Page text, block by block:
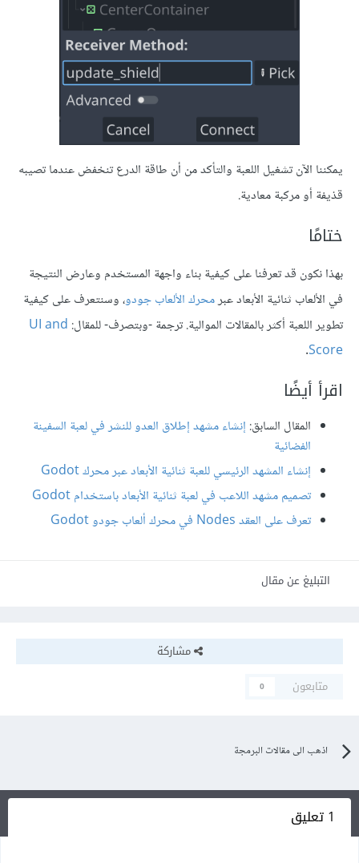
يمكننا الآن تشغيل اللعبة والتأكد من أن طاقة الدرع تنخفض عندما تصيبه
قذيفة أو مركبة معادية.
ختامًا
بهذا نكون قد تعرفنا على كيفية بناء واجهة المستخدم وعارض النتيجة
في الألعاب ثنائية الأبعاد عبرمحرك الألعاب جودو، وسنتعرف على كيفية
تطوير اللعبة أكثر بالمقالات الموالية. ترجمة -وبتصرف- للمقال: UI and
Score
.
اقرأ أيضًا
المقال السابق: إنشاء مشهد إطلاق العدو للنشر في لعبة السفينة
الفضائية
إنشاء المشهد الرئيسي للعبة ثنائية الأبعاد عبر محرك Godot
تصميم مشهد اللاعب في لعبة ثنائية الأبعاد باستخدام Godot
تعرف على العقد Nodes في محرك ألعاب جودو Godot
التبليغ عن مقال
مشاركة
متابعون
0
اذهب الى مقالات البرمجة
1 تعليق